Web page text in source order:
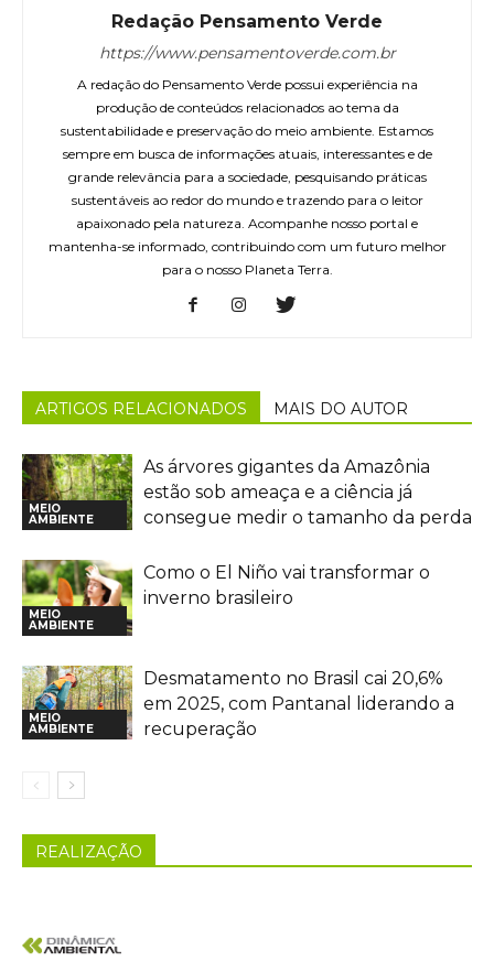
Redação Pensamento Verde
https://www.pensamentoverde.com.br
A redação do Pensamento Verde possui experiência na
produção de conteúdos relacionados ao tema da
sustentabilidade e preservação do meio ambiente. Estamos
sempre em busca de informações atuais, interessantes e de
grande relevância para a sociedade, pesquisando práticas
sustentáveis ao redor do mundo e trazendo para o leitor
apaixonado pela natureza. Acompanhe nosso portal e
mantenha-se informado, contribuindo com um futuro melhor
para o nosso Planeta Terra.
ARTIGOS RELACIONADOS MAIS DO AUTOR
MEIO
AMBIENTE
As árvores gigantes da Amazônia
estão sob ameaça e a ciência já
consegue medir o tamanho da perda
MEIO
AMBIENTE
Como o El Niño vai transformar o
inverno brasileiro
MEIO
AMBIENTE
Desmatamento no Brasil cai 20,6%
em 2025, com Pantanal liderando a
recuperação
REALIZAÇÃO